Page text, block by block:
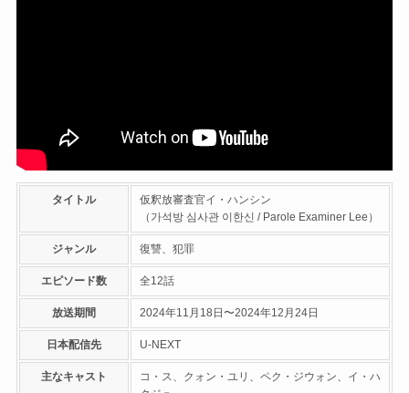
タイトル
仮釈放審査官イ・ハンシン
（가석방 심사관 이한신 / Parole Examiner Lee）
ジャンル 復讐、犯罪
エピソード数 全12話
放送期間 2024年11月18日〜2024年12月24日
日本配信先 U-NEXT
主なキャスト
コ・ス、クォン・ユリ、ペク・ジウォン、イ・ハ